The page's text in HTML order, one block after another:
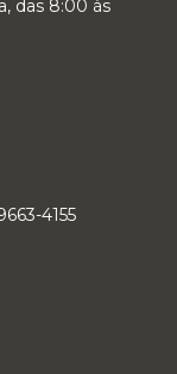
das 8:00 às
4155